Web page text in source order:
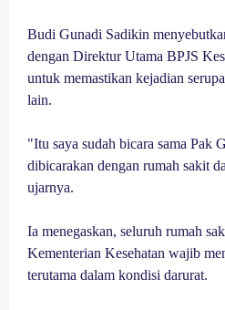
Budi Gunadi Sadikin
dengan Direktur Utama BPJS
untuk memastikan kejadian
lain.
"Itu saya sudah bicara sama Pak
dibicarakan dengan rumah sakit
ujarnya.
Ia menegaskan, seluruh rumah
Kementerian Kesehatan wajib
terutama dalam kondisi darurat.